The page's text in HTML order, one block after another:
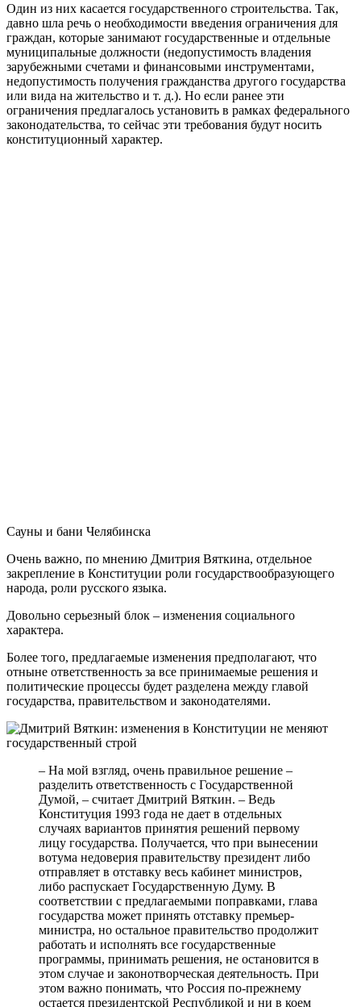
Один из них касается государственного строительства. Так,
давно шла речь о необходимости введения ограничения для
граждан, которые занимают государственные и отдельные
муниципальные должности (недопустимость владения
зарубежными счетами и финансовыми инструментами,
недопустимость получения гражданства другого государства
или вида на жительство и т. д.). Но если ранее эти
ограничения предлагалось установить в рамках федерального
законодательства, то сейчас эти требования будут носить
конституционный характер.
Сауны и бани Челябинска
Очень важно, по мнению Дмитрия Вяткина, отдельное
закрепление в Конституции роли государствообразующего
народа, роли русского языка.
Довольно серьезный блок – изменения социального
характера.
Более того, предлагаемые изменения предполагают, что
отныне ответственность за все принимаемые решения и
политические процессы будет разделена между главой
государства, правительством и законодателями.
– На мой взгляд, очень правильное решение –
разделить ответственность с Государственной
Думой, – считает Дмитрий Вяткин. – Ведь
Конституция 1993 года не дает в отдельных
случаях вариантов принятия решений первому
лицу государства. Получается, что при вынесении
вотума недоверия правительству президент либо
отправляет в отставку весь кабинет министров,
либо распускает Государственную Думу. В
соответствии с предлагаемыми поправками, глава
государства может принять отставку премьер-
министра, но остальное правительство продолжит
работать и исполнять все государственные
программы, принимать решения, не остановится в
этом случае и законотворческая деятельность. При
этом важно понимать, что Россия по-прежнему
остается президентской Республикой и ни в коем